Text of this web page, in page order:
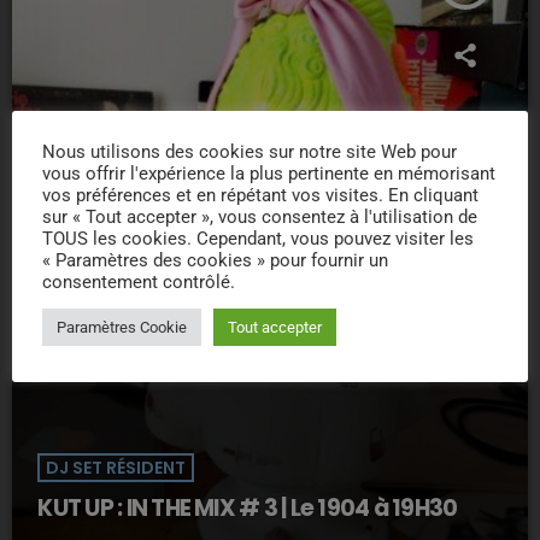
DJ SET RÉSIDENT
KUT UP : IN THE MIX # 3 | Le 1904 à 19H30
Nous utilisons des cookies sur notre site Web pour
vous offrir l'expérience la plus pertinente en mémorisant
vos préférences et en répétant vos visites. En cliquant
sur « Tout accepter », vous consentez à l'utilisation de
TOUS les cookies. Cependant, vous pouvez visiter les
« Paramètres des cookies » pour fournir un
consentement contrôlé.
Paramètres Cookie Tout accepter